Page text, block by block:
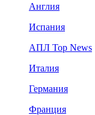
Англия
Испания
АПЛ Top News
Италия
Германия
Франция